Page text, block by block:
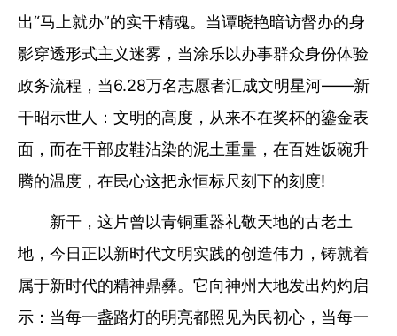
出“马上就办”的实干精魂。当谭晓艳暗访督办的身
影穿透形式主义迷雾，当涂乐以办事群众身份体验
政务流程，当6.28万名志愿者汇成文明星河——新
干昭示世人：文明的高度，从来不在奖杯的鎏金表
面，而在干部皮鞋沾染的泥土重量，在百姓饭碗升
腾的温度，在民心这把永恒标尺刻下的刻度!
新干，这片曾以青铜重器礼敬天地的古老土
地，今日正以新时代文明实践的创造伟力，铸就着
属于新时代的精神鼎彝。它向神州大地发出灼灼启
示：当每一盏路灯的明亮都照见为民初心，当每一